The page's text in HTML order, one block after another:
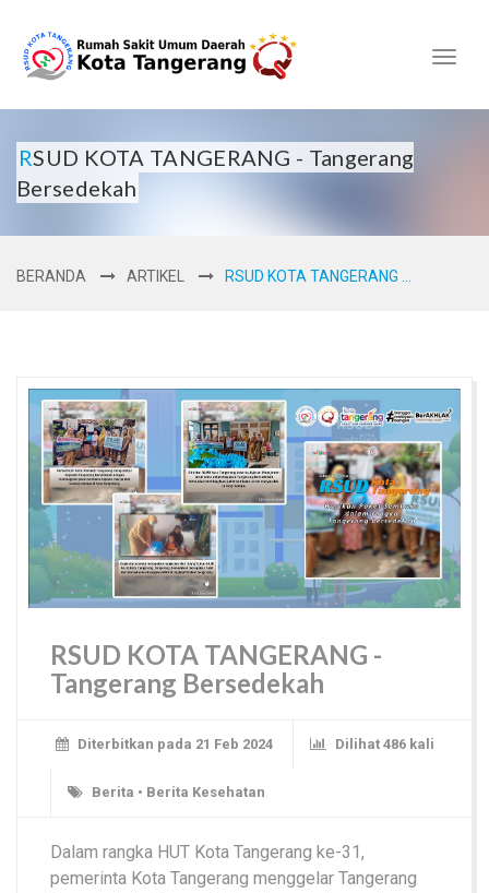
Toggle
RSUD KOTA TANGERANG - Tangerang
Bersedekah
BERANDA ARTIKEL RSUD KOTA TANGERANG ...
RSUD KOTA TANGERANG -
Tangerang Bersedekah
Diterbitkan pada 21 Feb 2024 Dilihat 486 kali
Berita • Berita Kesehatan
Dalam rangka HUT Kota Tangerang ke-31,
pemerinta Kota Tangerang menggelar Tangerang